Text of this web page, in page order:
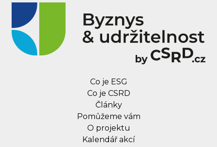
Co je ESG
Co je CSRD
Články
Pomůžeme vám
O projektu
Kalendář akcí